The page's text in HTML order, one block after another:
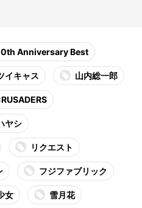
Anniversary Best
イキャス 山内総一郎
ヤシ
リクエスト
フジファブリック
女 雪月花